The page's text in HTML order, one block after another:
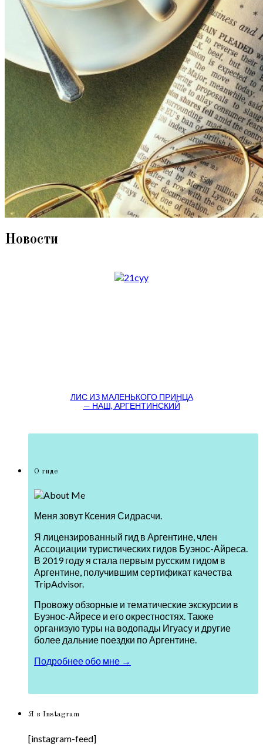
Новости
ЛИС ИЗ МАЛЕНЬКОГО ПРИНЦА
— НАШ, АРГЕНТИНСКИЙ
О гиде
Меня зовут Ксения Сидрасчи.
Я лицензированный гид в Аргентине, член
Ассоциации туристических гидов Буэнос-Айреса.
В 2019 году я стала первым русским гидом в
Аргентине, получившим сертификат качества
TripAdvisor.
Провожу обзорные и тематические экскурсии в
Буэнос-Айресе и его окрестностях. Также
организую туры на водопады Игуасу и другие
более дальние поездки по Аргентине.
Подробнее обо мне →
Я в Instagram
[instagram-feed]